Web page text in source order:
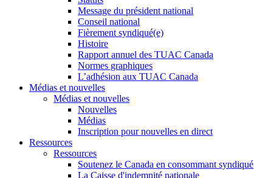
Message du président national
Conseil national
Fièrement syndiqué(e)
Histoire
Rapport annuel des TUAC Canada
Normes graphiques
L’adhésion aux TUAC Canada
Médias et nouvelles
Médias et nouvelles
Nouvelles
Médias
Inscription pour nouvelles en direct
Ressources
Ressources
Soutenez le Canada en consommant syndiqué
La Caisse d'indemnité nationale